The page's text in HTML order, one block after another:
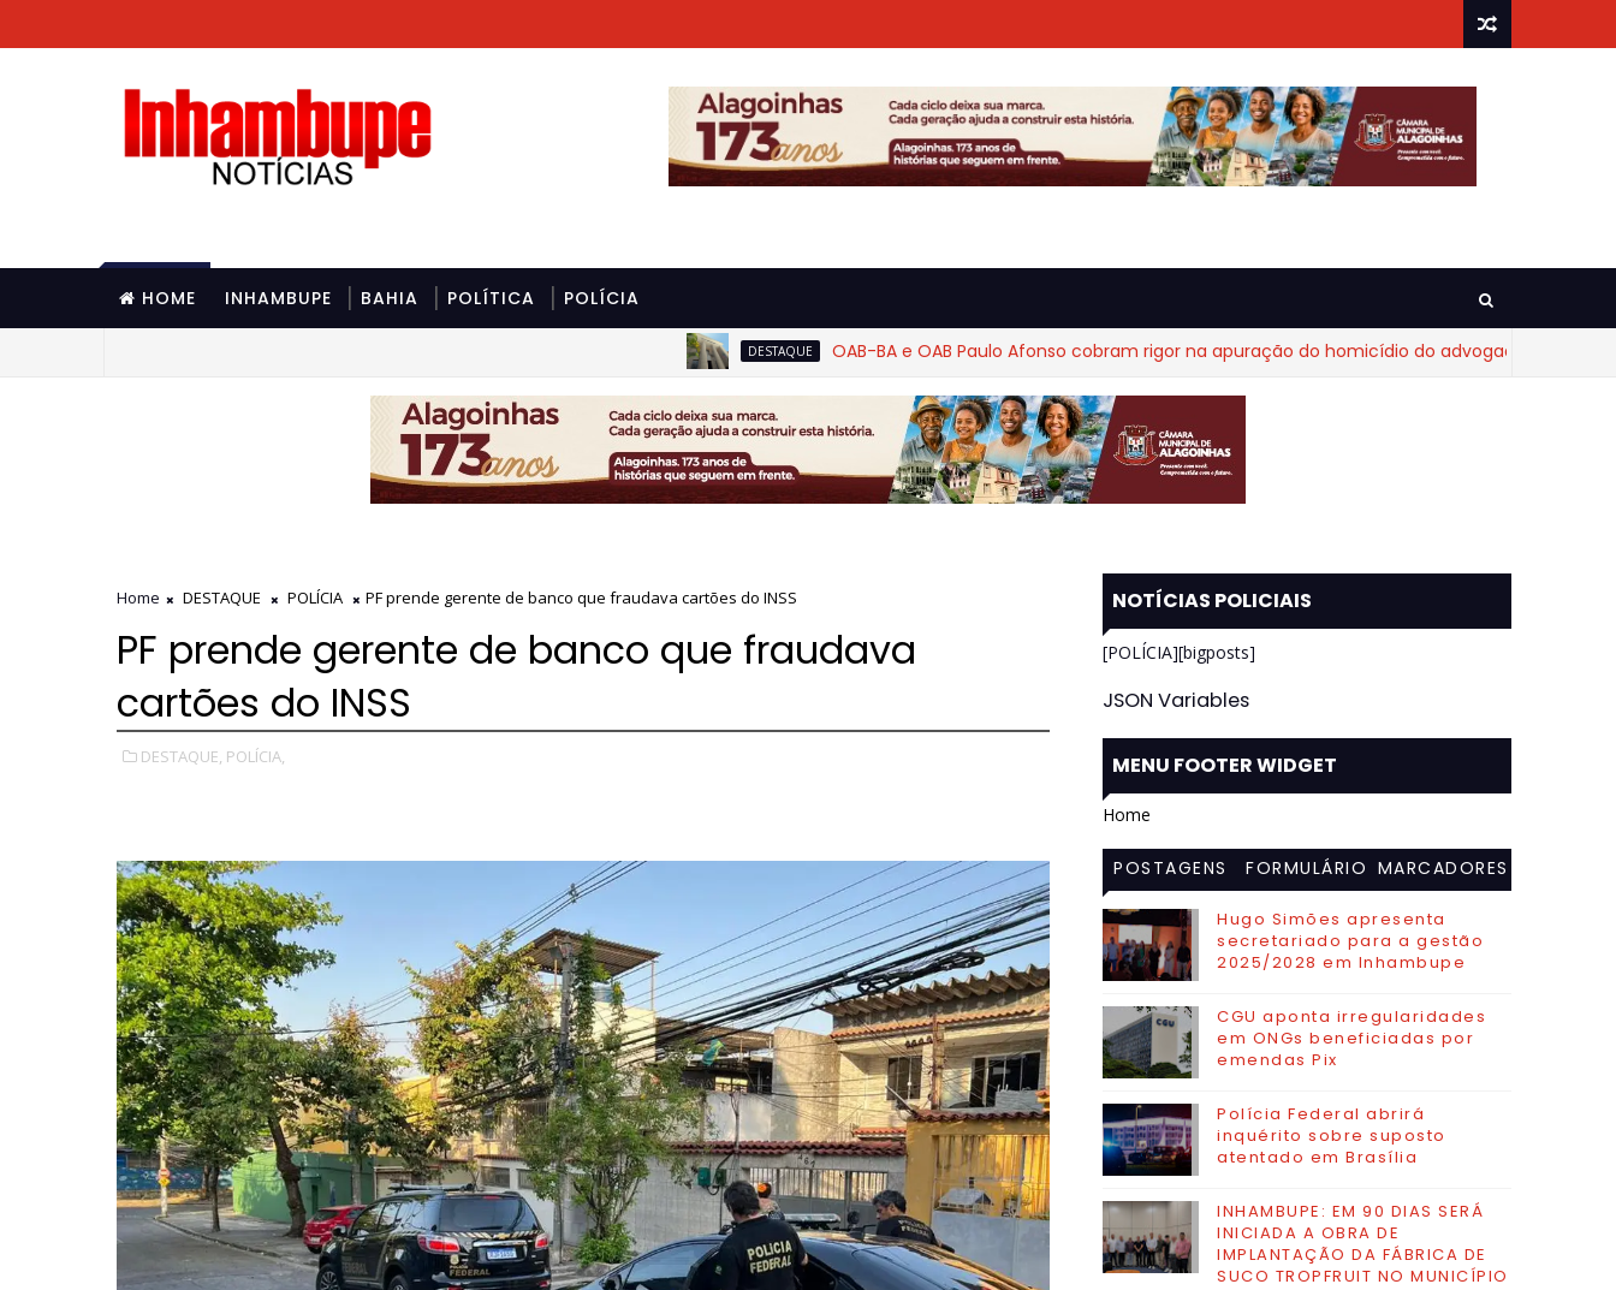
HOME INHAMBUPE BAHIA POLÍTICA POLÍCIA
DESTAQUE OAB-BA e OAB Paulo Afonso cobram rigor na apuração do homicídio do advogado Diego Fraga de
Home DESTAQUE POLÍCIA PF prende gerente de banco que fraudava cartões do INSS
PF prende gerente de banco que fraudava
cartões do INSS
DESTAQUE, POLÍCIA,
NOTÍCIAS POLICIAIS
[POLÍCIA][bigposts]
JSON Variables
MENU FOOTER WIDGET
Home
POSTAGENS
MAIS
VISITADAS
FORMULÁRIO MARCADORES
Hugo Simões apresenta
secretariado para a gestão
2025/2028 em Inhambupe
CGU aponta irregularidades
em ONGs beneficiadas por
emendas Pix
Polícia Federal abrirá
inquérito sobre suposto
atentado em Brasília
INHAMBUPE: EM 90 DIAS SERÁ
INICIADA A OBRA DE
IMPLANTAÇÃO DA FÁBRICA DE
SUCO TROPFRUIT NO MUNICÍPIO